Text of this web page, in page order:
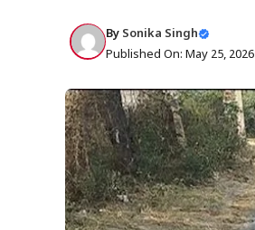
By Sonika Singh
Published On: May 25, 2026